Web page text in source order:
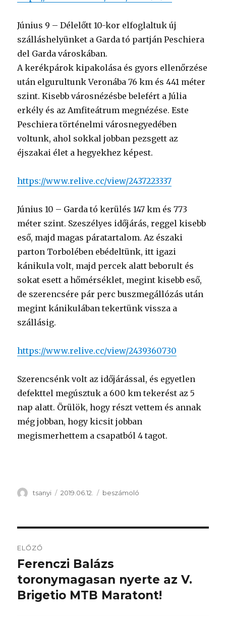
Június 9 – Délelőtt 10-kor elfoglaltuk új
szálláshelyünket a Garda tó partján Peschiera
del Garda városkában.
A kerékpárok kipakolása és gyors ellenőrzése
után elgurultunk Veronába 76 km és 441 méter
szint. Kisebb városnézésbe belefért a Júlia
erkély és az Amfiteátrum megnézése. Este
Peschiera történelmi városnegyedében
voltunk, ahol sokkal jobban pezsgett az
éjszakai élet a hegyekhez képest.
https://www.relive.cc/view/2437223337
Június 10 – Garda tó kerülés 147 km és 773
méter szint. Szeszélyes időjárás, reggel kisebb
eső, majd magas páratartalom. Az északi
parton Torbolében ebédeltünk, itt igazi
kánikula volt, majd percek alatt beborult és
sokat esett a hőmérséklet, megint kisebb eső,
de szerencsére pár perc buszmegállózás után
megint kánikulában tekertünk vissza a
szállásig.
https://www.relive.cc/view/2439360730
Szerencsénk volt az időjárással, és egyetlen
defekttel megúsztuk a 600 km tekerést az 5
nap alatt. Örülök, hogy részt vettem és annak
még jobban, hogy kicsit jobban
megismerhettem a csapatból 4 tagot.
Szerző
tsanyi Közzétéve
2019.06.12. Kategória
beszámoló
navigáció
ELŐZŐ
Korábbi
bejegyzés:
Ferenczi Balázs
toronymagasan nyerte az V.
Brigetio MTB Maratont!